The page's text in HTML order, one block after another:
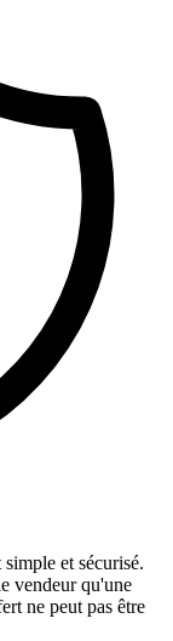
et sécurisé.
vendeur qu'une
ne peut pas être